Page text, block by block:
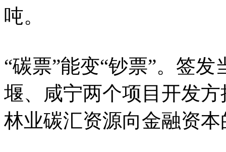
吨。
“碳票”能变“钞票”。签
堰、咸宁两个项目开发
林业碳汇资源向金融资